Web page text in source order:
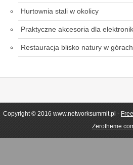
Hurtownia stali w okolicy
Praktyczne akcesoria dla
Restauracja blisko natury w górach
Copyright © 2016 www.networksummit.pl -